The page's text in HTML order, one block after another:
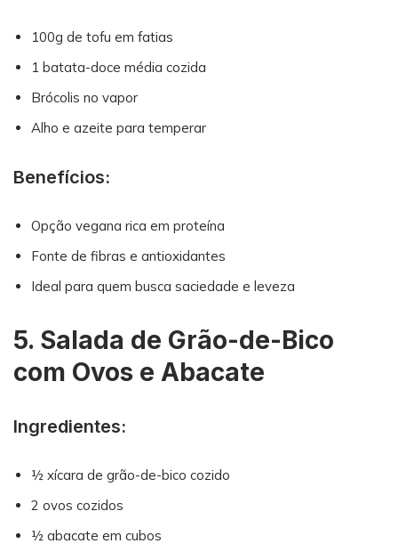
100g de tofu em fatias
1 batata-doce média cozida
Brócolis no vapor
Alho e azeite para temperar
Benefícios:
Opção vegana rica em proteína
Fonte de fibras e antioxidantes
Ideal para quem busca saciedade e leveza
5. Salada de Grão-de-Bico
com Ovos e Abacate
Ingredientes:
½ xícara de grão-de-bico cozido
2 ovos cozidos
½ abacate em cubos